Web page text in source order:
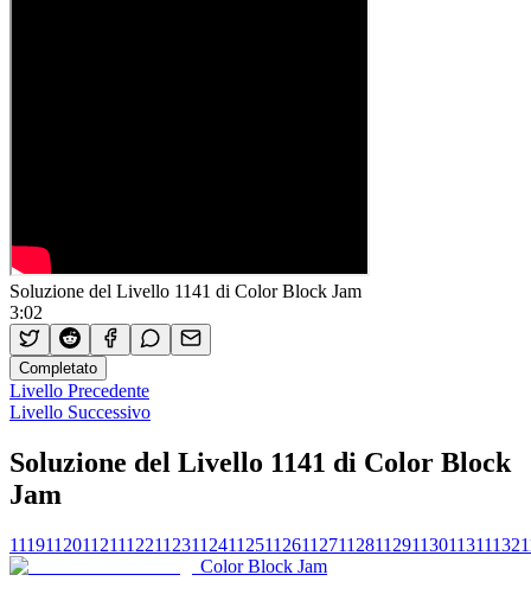
Soluzione del Livello 1141 di Color Block Jam
3:02
Completato
Livello Precedente
Livello Successivo
Soluzione del Livello 1141 di Color Block
Jam
11191120112111221123112411251126112711281129113011311132
Color Block Jam